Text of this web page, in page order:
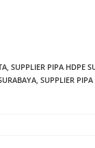
, SUPPLIER PIPA HDPE
, SUPPLIER